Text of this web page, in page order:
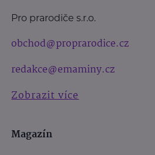
Pro prarodiče s.r.o.
obchod@proprarodice.cz
redakce@emaminy.cz
Zobrazit více
Magazín